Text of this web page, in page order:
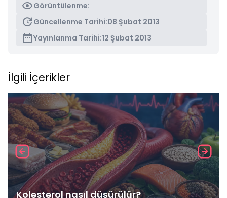
Görüntülenme:
Güncellenme Tarihi:08 Şubat 2013
Yayınlanma Tarihi:12 Şubat 2013
İlgili İçerikler
Kolesterol nasıl düşürülür?